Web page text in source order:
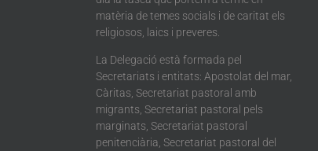
matèria de temes socials i de caritat els
religiosos, laics i preveres.
La Delegació està formada pel
Secretariats i entitats: Apostolat del mar,
Càritas, Secretariat pastoral amb
migrants, Secretariat pastoral pels
marginats, Secretariat pastoral
penitenciària, Secretariat pastoral del